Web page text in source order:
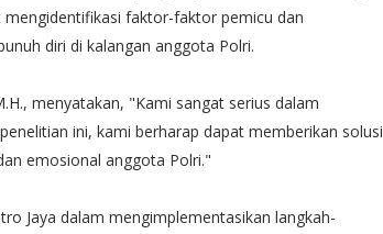
faktor-faktor pemicu dan
diri di kalangan anggota Polri.
menyatakan, "Kami sangat serius dalam
ini, kami berharap dapat memberikan solusi
emosional anggota Polri."
Jaya dalam mengimplementasikan langkah-